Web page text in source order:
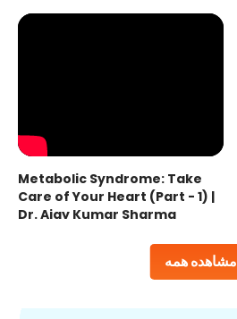
مشاهده همه
Metabolic Syndrome: Take
Care of Your Heart (Part - 1) |
Dr. Ajay Kumar Sharma